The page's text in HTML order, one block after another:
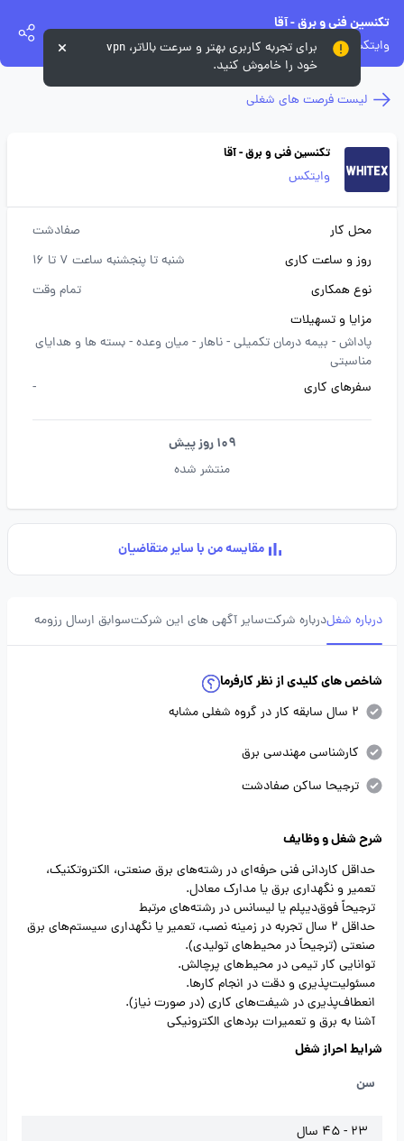
تکنسین فنی و برق - آقا
وایتکس
لیست فرصت های شغلی
تکنسین فنی و برق - آقا
وایتکس
محل کار
صفادشت
روز و ساعت کاری
شنبه تا پنجشنبه ساعت 7 تا 16
نوع همکاری
تمام وقت
مزایا و تسهیلات
پاداش - بیمه درمان تکمیلی -ناهار -میان وعده -بسته ها و هدایای
مناسبتی
سفرهای کاری
-
109 روز پیش
منتشر شده
مقایسه من با سایر متقاضیان
درباره شغلدرباره شرکتسایر آگهی های این شرکتسوابق ارسال رزومه
شاخص های کلیدی از نظر کارفرما
2 سال سابقه کار در گروه شغلی مشابه
کارشناسی مهندسی برق
ترجیحا ساکن صفادشت
شرح شغل و وظایف
حداقل کاردانی فنی حرفه‌ای در رشته‌های برق صنعتی، الکتروتکنیک،
تعمیر و نگهداری برق یا مدارک معادل.
ترجیحاً فوق‌دیپلم یا لیسانس در رشته‌های مرتبط
حداقل 2 سال تجربه در زمینه نصب، تعمیر یا نگهداری سیستم‌های برق
صنعتی (ترجیحاً در محیط‌های تولیدی).
توانایی کار تیمی در محیط‌های پرچالش.
مسئولیت‌پذیری و دقت در انجام کارها.
انعطاف‌پذیری در شیفت‌های کاری (در صورت نیاز).
آشنا به برق و تعمیرات بردهای الکترونیکی
شرایط احراز شغل
سن
23 - 45 سال
برای تجربه کاربری بهتر و سرعت بالاتر، vpn
خود را خاموش کنید.